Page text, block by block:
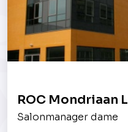
ROC Mondriaan
Salonmanager dame